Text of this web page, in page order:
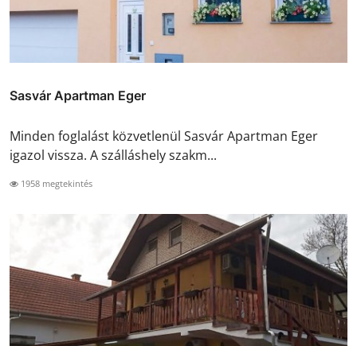
Sasvár Apartman Eger
Minden foglalást közvetlenül Sasvár Apartman Eger
igazol vissza. A szálláshely szakm...
1958 megtekintés